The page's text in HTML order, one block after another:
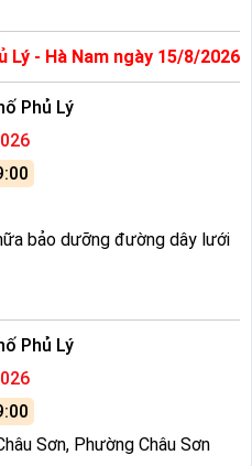
Lý - Hà Nam ngày 15/8/2026
Phủ Lý
bảo dưỡng đường dây lưới
Phủ Lý
Sơn, Phường Châu Sơn